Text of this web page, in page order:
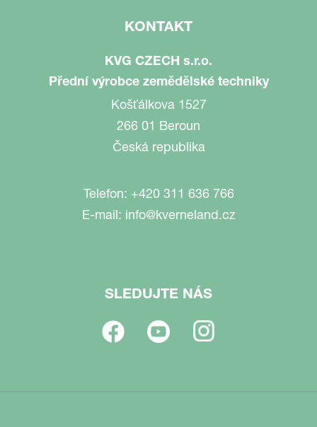
KONTAKT
KVG CZECH s.r.o.
Přední výrobce zemědělské techniky
Košťálkova 1527
266 01 Beroun
Česká republika
Telefon: +420 311 636 766
E-mail: info@kverneland.cz
SLEDUJTE NÁS